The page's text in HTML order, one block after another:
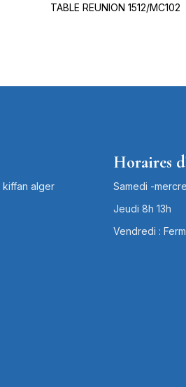
TABLE REUNION 1512/MC102
kiffan alger
Horaires
Samedi -
Jeudi 8h 13h
Vendredi :